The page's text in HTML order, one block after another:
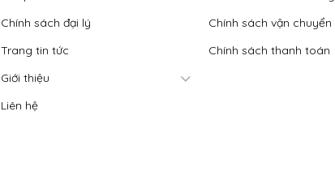
Chính sách đại lý
Trang tin tức
Giới thiệu
Liên hệ
Chính sách vận chuyển
Chính sách thanh toán